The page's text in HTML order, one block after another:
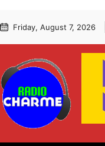
para
conteúdo
to Friday, August 7, 2026